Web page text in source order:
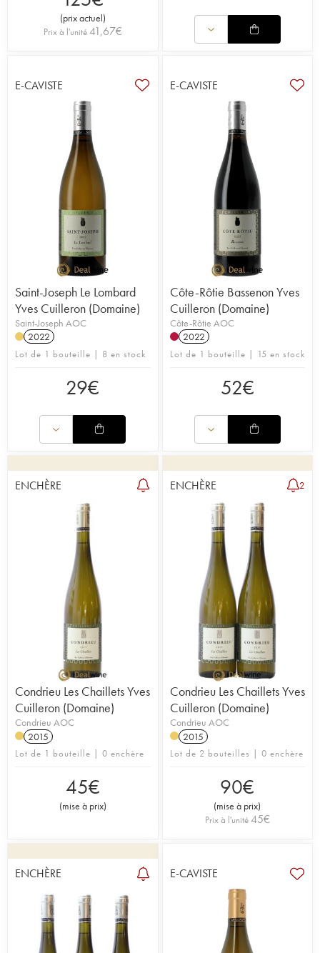
(prix actuel)
Prix à l'unité41,67€
E-CAVISTE
Saint-Joseph Le Lombard
Yves Cuilleron (Domaine)
Saint-Joseph AOC
2022
Lot de 1 bouteille | 8 en stock
29€
E-CAVISTE
Côte-Rôtie Bassenon Yves
Cuilleron (Domaine)
Côte-Rôtie AOC
2022
Lot de 1 bouteille | 15 en stock
52€
ENCHÈRE
Condrieu Les Chaillets Yves
Cuilleron (Domaine)
Condrieu AOC
2015
Lot de 1 bouteille | 0 enchère
45€
(mise à prix)
ENCHÈRE 2
Condrieu Les Chaillets Yves
Cuilleron (Domaine)
Condrieu AOC
2015
Lot de 2 bouteilles | 0 enchère
90€
(mise à prix)
Prix à l'unité45€
ENCHÈRE E-CAVISTE